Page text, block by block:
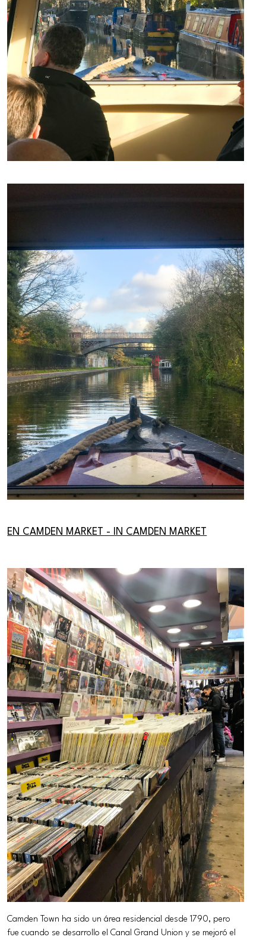
EN CAMDEN MARKET - IN CAMDEN MARKET
Camden Town ha sido un área residencial desde 1790, pero
fue cuando se desarrollo el Canal Grand Union y se mejoró el